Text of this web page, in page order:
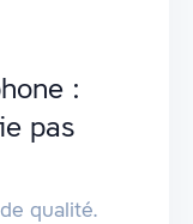
:
pas
qualité.